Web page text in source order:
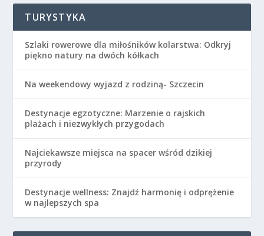
TURYSTYKA
Szlaki rowerowe dla miłośników kolarstwa: Odkryj
piękno natury na dwóch kółkach
Na weekendowy wyjazd z rodziną- Szczecin
Destynacje egzotyczne: Marzenie o rajskich
plażach i niezwykłych przygodach
Najciekawsze miejsca na spacer wśród dzikiej
przyrody
Destynacje wellness: Znajdź harmonię i odprężenie
w najlepszych spa